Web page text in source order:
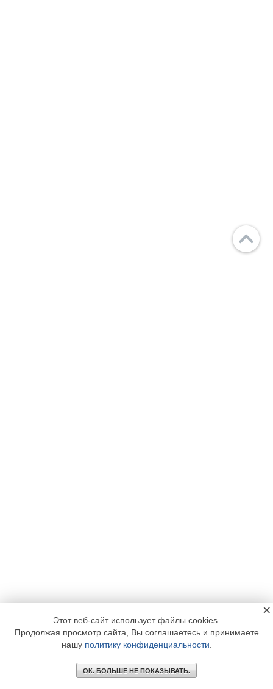
Этот веб-сайт использует файлы cookies.
Продолжая просмотр сайта, Вы соглашаетесь и принимаете
нашу политику конфиденциальности
ОК. БОЛЬШЕ НЕ ПОКАЗЫВАТЬ.
×